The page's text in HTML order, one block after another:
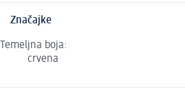
Značajke
Temeljna boja:
crvena